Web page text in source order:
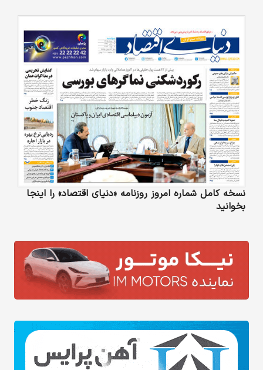
نسخه کامل شماره امروز روزنامه «دنیای‌ اقتصاد» را اینجا
بخوانید